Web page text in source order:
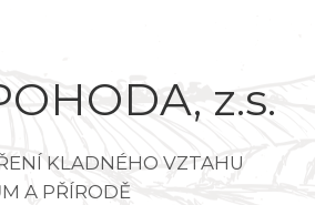
z.s.